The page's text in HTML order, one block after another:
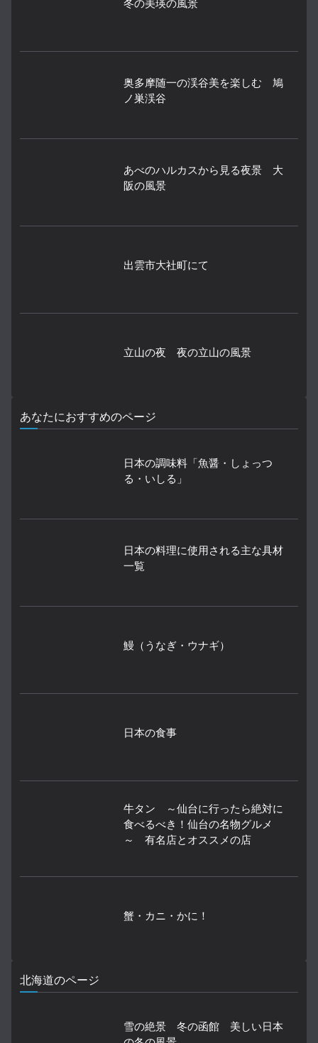
冬の美瑛の風景
奥多摩随一の渓谷美を楽しむ 鳩
ノ巣渓谷
あべのハルカスから見る夜景 大
阪の風景
出雲市大社町にて
立山の夜 夜の立山の風景
あなたにおすすめのページ
日本の調味料「魚醤・しょっつ
る・いしる」
日本の料理に使用される主な具材
一覧
鰻（うなぎ・ウナギ）
日本の食事
牛タン ～仙台に行ったら絶対に
食べるべき！仙台の名物グルメ
～ 有名店とオススメの店
蟹・カニ・かに！
北海道のページ
雪の絶景 冬の函館 美しい日本